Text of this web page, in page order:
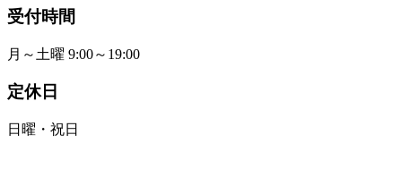
受付時間
月～土曜 9:00～19:00
定休日
日曜・祝日